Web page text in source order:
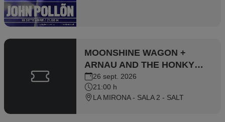
MOONSHINE WAGON +
ARNAU AND THE HONKY
TONK LOSERS
26 sept. 2026
21:00 h
LA MIRONA - SALA 2 - SALT